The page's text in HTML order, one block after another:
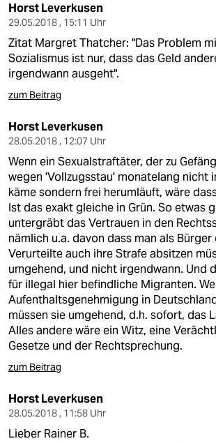
Horst Leverkusen
29.05.2018 , 15:11 Uhr
Zitat Margret Thatcher: "Das Problem
Sozialismus ist nur, dass das Geld
irgendwann ausgeht".
zum Beitrag
Horst Leverkusen
28.05.2018 , 12:07 Uhr
Wenn ein Sexualstraftäter, der zu
wegen 'Vollzugsstau' monatelang nicht
käme sondern frei herumläuft, wäre
Ist das exakt gleiche in Grün. So etwas
untergräbt das Vertrauen in den
nämlich u.a. davon dass man als
Verurteilte auch ihre Strafe absitzen
umgehend, und nicht irgendwann. Und
für illegal hier befindliche Migranten.
Aufenthaltsgenehmigung in
müssen sie umgehend, d.h. sofort, das
Alles andere wäre ein Witz, eine
Gesetze und der Rechtsprechung.
zum Beitrag
Horst Leverkusen
28.05.2018 , 11:58 Uhr
Lieber Rainer B.